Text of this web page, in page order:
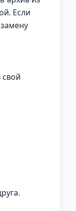
Если
свой